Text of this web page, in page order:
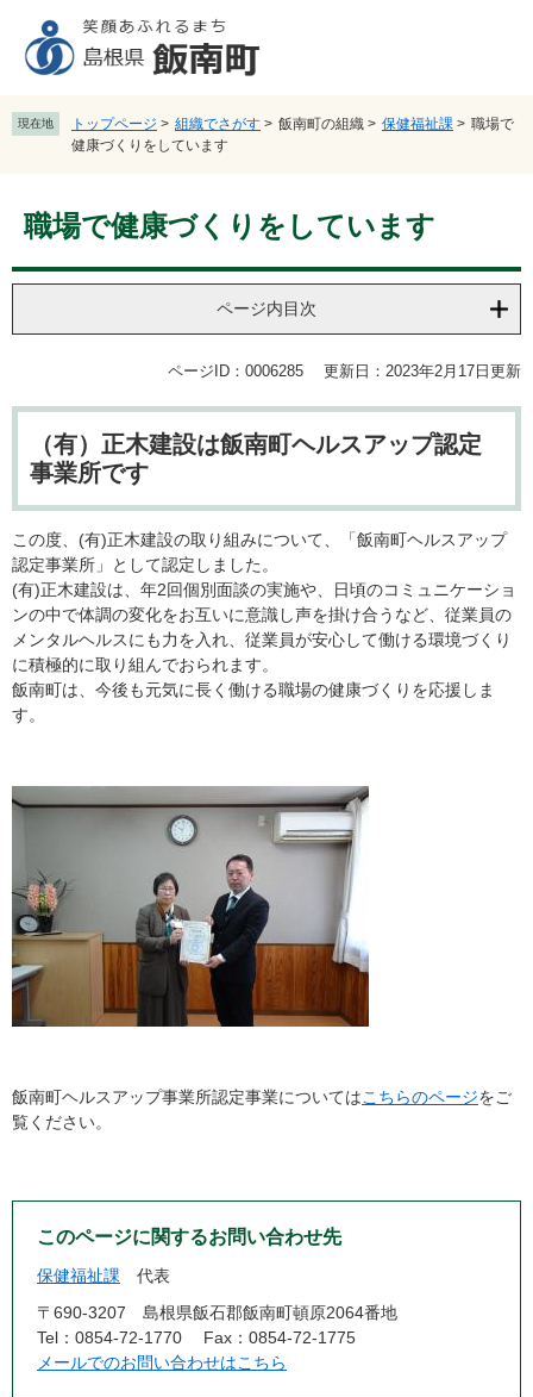
先
頭
を
飛
へ
現在地 トップページ > 組織でさがす > 飯南町の組織 > 保健福祉課 > 職場で
健康づくりをしています
文職場で健康づくりをしています
ページ内目次
ページID：0006285 更新日：2023年2月17日更新
（有）正木建設は飯南町ヘルスアップ認定
事業所です
この度、(有)正木建設の取り組みについて、「飯南町ヘルスアップ
認定事業所」として認定しました。
(有)正木建設は、年2回個別面談の実施や、日頃のコミュニケーショ
ンの中で体調の変化をお互いに意識し声を掛け合うなど、従業員の
メンタルヘルスにも力を入れ、従業員が安心して働ける環境づくり
に積極的に取り組んでおられます。
飯南町は、今後も元気に長く働ける職場の健康づくりを応援しま
す。
飯南町ヘルスアップ事業所認定事業についてはこちらのページをご
覧ください。
このページに関するお問い合わせ先
保健福祉課
代表
〒690-3207
島根県飯石郡飯南町頓原2064番地
Tel：0854-72-1770
Fax：0854-72-1775
メールでのお問い合わせはこちら